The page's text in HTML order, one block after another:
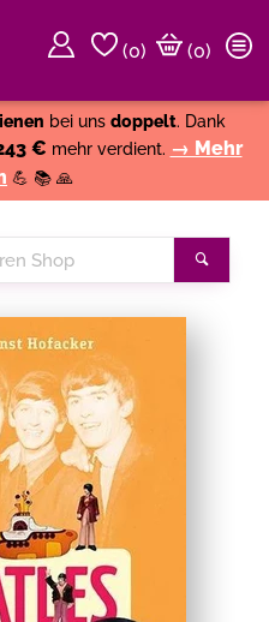
(0)
(0)
bei uns doppelt. Dank
€ mehr verdient. → Mehr
💪 📚 🙏